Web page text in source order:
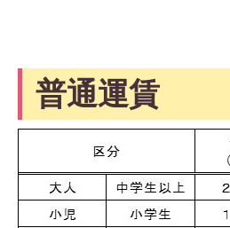
普通運賃